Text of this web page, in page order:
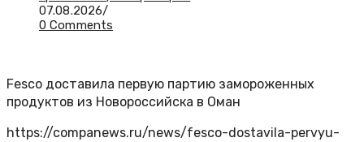
07.08.2026/
0 Comments
Fesco доставила первую партию замороженных
продуктов из Новороссийска в Оман
https://companews.ru/news/fesco-dostavila-pervyu-